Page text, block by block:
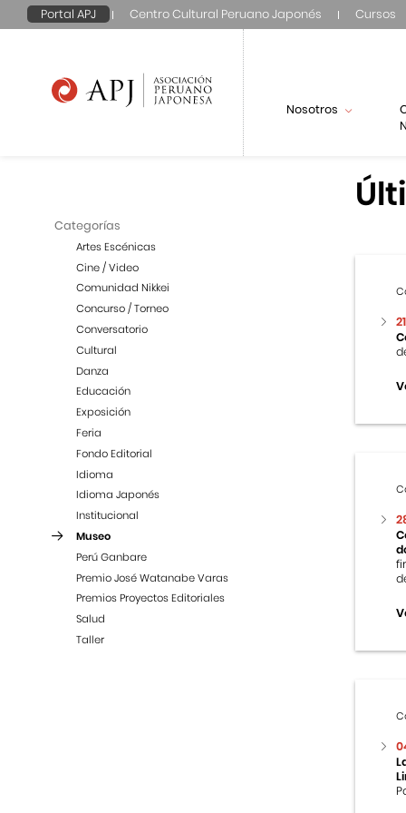
Portal APJ Centro Cultural Peruano Japonés Cursos
Nosotros
Categorías
Artes Escénicas
Cine / Video
Comunidad Nikkei
Concurso / Torneo
Conversatorio
Cultural
Danza
Educación
Exposición
Feria
Fondo Editorial
Idioma
Idioma Japonés
Institucional
Museo
Perú Ganbare
Premio José Watanabe Varas
Premios Proyectos Editoriales
Salud
Taller